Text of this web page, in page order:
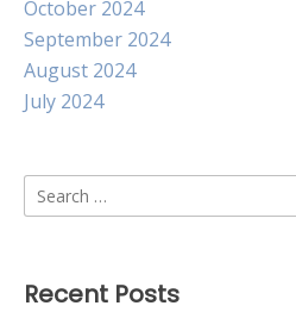
October 2024
September 2024
August 2024
July 2024
Search
for:
Recent Posts